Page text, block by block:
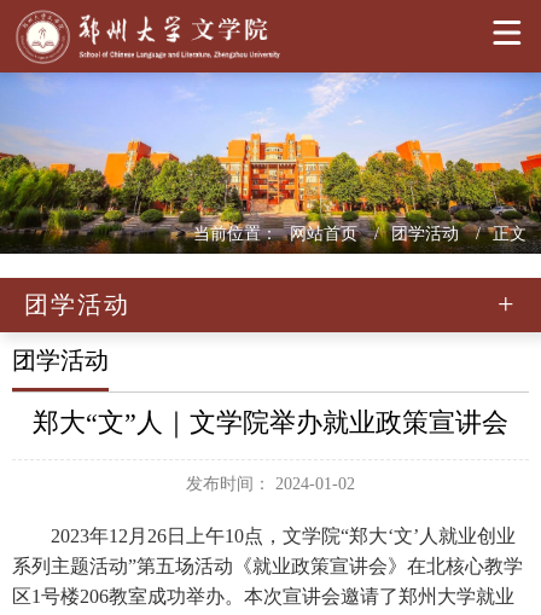
> 当前位置： 网站首页 团学活动 正文
团学活动
团学活动
郑大“文”人｜文学院举办就业政策宣讲会
发布时间： 2024-01-02
2023年12月26日上午10点，文学院“郑大‘文’人就业创业
系列主题活动”第五场活动《就业政策宣讲会》在北核心教学
区1号楼206教室成功举办。本次宣讲会邀请了郑州大学就业